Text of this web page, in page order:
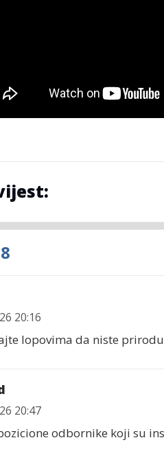
8
20:16
lopovima da niste
20:47
odbornike koji su